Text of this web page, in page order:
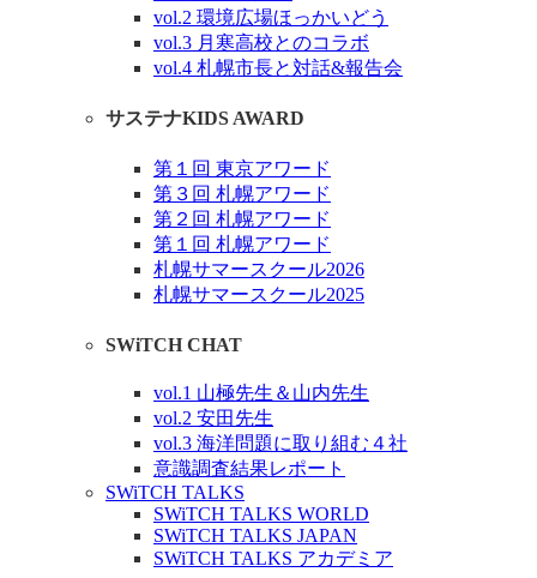
vol.2 環境広場ほっかいどう
vol.3 月寒高校とのコラボ
vol.4 札幌市長と対話&報告会
サステナKIDS AWARD
第１回 東京アワード
第３回 札幌アワード
第２回 札幌アワード
第１回 札幌アワード
札幌サマースクール2026
札幌サマースクール2025
SWiTCH CHAT
vol.1 山極先生＆山内先生
vol.2 安田先生
vol.3 海洋問題に取り組む４社
意識調査結果レポート
SWiTCH TALKS
SWiTCH TALKS WORLD
SWiTCH TALKS JAPAN
SWiTCH TALKS アカデミア